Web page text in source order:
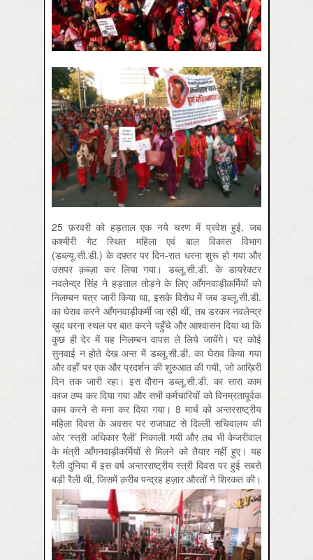
25 फ़रवरी को हड़ताल एक नये चरण में प्रवेश हुई, जब
कश्मीरी गेट स्थित महिला एवं बाल विकास विभाग
(डब्ल्यू.सी.डी.) के दफ़्तर पर दिन-रात धरना शुरू हो गया और
उसपर क़ब्ज़ा कर लिया गया। डब्लू.सी.डी. के डायरेक्टर
नवलेन्द्र सिंह ने हड़ताल तोड़ने के लिए आँगनवाड़ीकर्मियों को
निलम्बन पत्र जारी किया था, इसके विरोध में जब डब्लू.सी.डी.
का घेराव करने आँगनवाड़ीकर्मी जा रही थीं, तब डरकर नवलेन्द्र
ख़ुद धरना स्थल पर बात करने पहुँचे और आश्वासन दिया था कि
कुछ ही देर में यह निलम्बन वापस ले लिये जायेंगे। पर कोई
सुनवाई न होते देख अन्त में डब्लू.सी.डी. का घेराव किया गया
और वहाँ पर एक और प्रदर्शन की शुरुआत की गयी, जो आख़िरी
दिन तक जारी रहा। इस दौरान डब्लू.सी.डी. का सारा काम
काज ठप्प कर दिया गया और सभी कर्मचारियों को विनम्रतापूर्वक
काम करने से मना कर दिया गया। 8 मार्च को अन्तरराष्ट्रीय
महिला दिवस के अवसर पर राजघाट से दिल्ली सचिवालय की
ओर ‘स्त्री अधिकार रैली’ निकाली गयी और तब भी केजरीवाल
के मंत्री आँगनवाड़ीकर्मियों से मिलने को तैयार नहीं हुए। यह
रैली दुनिया में इस वर्ष अन्तरराष्ट्रीय स्त्री दिवस पर हुई सबसे
बड़ी रैली थी, जिसमें क़रीब पन्द्रह हज़ार औरतों ने शिरकत की।